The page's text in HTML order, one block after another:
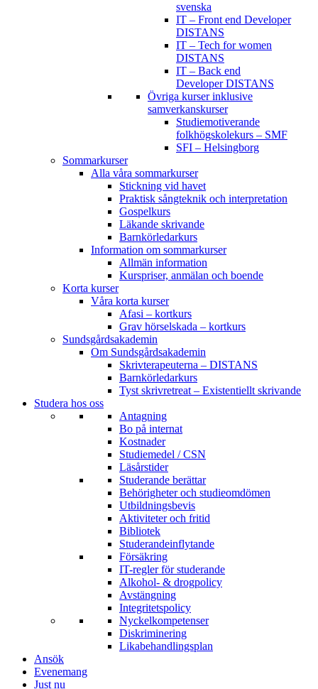
svenska
IT – Front end Developer
DISTANS
IT – Tech for women
DISTANS
IT – Back end
Developer DISTANS
Övriga kurser inklusive
samverkanskurser
Studiemotiverande
folkhögskolekurs – SMF
SFI – Helsingborg
Sommarkurser
Alla våra sommarkurser
Stickning vid havet
Praktisk sångteknik och interpretation
Gospelkurs
Läkande skrivande
Barnkörledarkurs
Information om sommarkurser
Allmän information
Kurspriser, anmälan och boende
Korta kurser
Våra korta kurser
Afasi – kortkurs
Grav hörselskada – kortkurs
Sundsgårdsakademin
Om Sundsgårdsakademin
Skrivterapeuterna – DISTANS
Barnkörledarkurs
Tyst skrivretreat – Existentiellt skrivande
Studera hos oss
Antagning
Bo på internat
Kostnader
Studiemedel / CSN
Läsårstider
Studerande berättar
Behörigheter och studieomdömen
Utbildningsbevis
Aktiviteter och fritid
Bibliotek
Studerandeinflytande
Försäkring
IT-regler för studerande
Alkohol- & drogpolicy
Avstängning
Integritetspolicy
Nyckelkompetenser
Diskriminering
Likabehandlingsplan
Ansök
Evenemang
Just nu